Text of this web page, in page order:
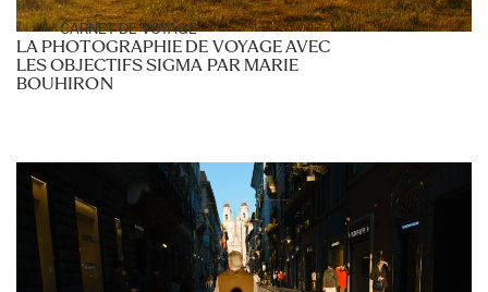
CARNET DE VOYAGE
LA PHOTOGRAPHIE DE VOYAGE AVEC
LES OBJECTIFS SIGMA PAR MARIE
BOUHIRON